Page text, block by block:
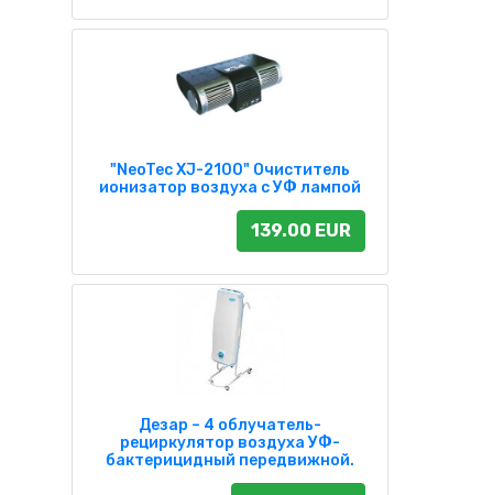
"NeoTec XJ-2100" Очиститель
ионизатор воздуха с УФ лампой
139.00 EUR
Дезар – 4 облучатель-
рециркулятор воздуха УФ-
бактерицидный передвижной.